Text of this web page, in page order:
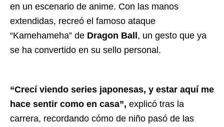
en un escenario de anime. Con las manos
extendidas, recreó el famoso ataque
“Kamehameha” de Dragon Ball, un gesto que ya
se ha convertido en su sello personal.
“Crecí viendo series japonesas, y estar aquí me
hace sentir como en casa”, explicó tras la
carrera, recordando cómo de niño pasó de las